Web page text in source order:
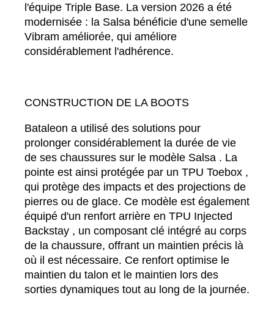
l'équipe Triple Base. La version 2026 a été
modernisée : la Salsa bénéficie d'une semelle
Vibram améliorée, qui améliore
considérablement l'adhérence.
CONSTRUCTION DE LA BOOTS
Bataleon a utilisé des solutions pour
prolonger considérablement la durée de vie
de ses chaussures sur le modèle Salsa . La
pointe est ainsi protégée par un TPU Toebox ,
qui protège des impacts et des projections de
pierres ou de glace. Ce modèle est également
équipé d'un renfort arrière en TPU Injected
Backstay , un composant clé intégré au corps
de la chaussure, offrant un maintien précis là
où il est nécessaire. Ce renfort optimise le
maintien du talon et le maintien lors des
sorties dynamiques tout au long de la journée.